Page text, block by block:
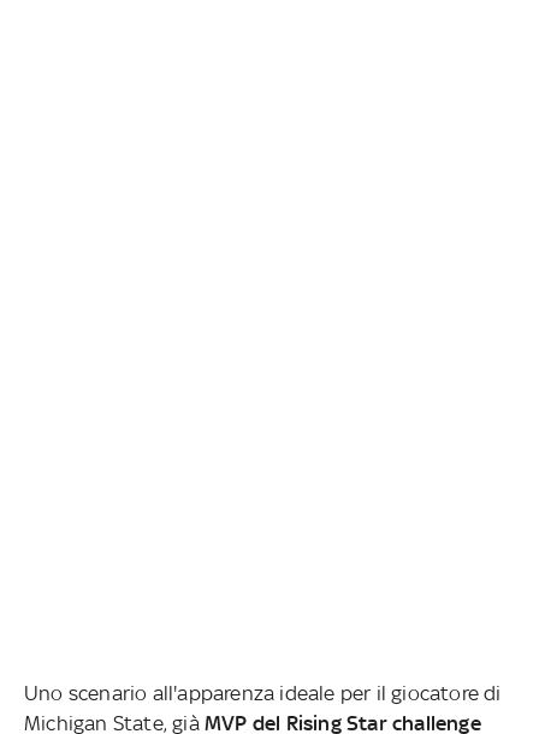
Uno scenario all'apparenza ideale per il giocatore di
Michigan State, giàMVP del Rising Star challenge